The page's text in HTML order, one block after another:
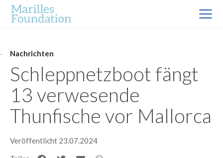
Nachrichten
Schleppnetzboot fängt
13 verwesende
Thunfische vor Mallorca
Veröffentlicht 23.07.2024